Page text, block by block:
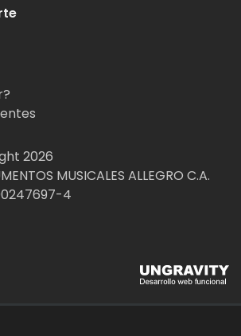
2026
MUSICALES ALLEGRO C.A.
4